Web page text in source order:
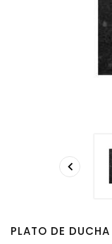

PLATO DE